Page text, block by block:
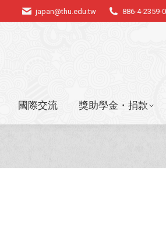
japan@thu.edu.tw 886-4-2359-
國際交流 獎助學金・捐款
國際交流 獎助學金・捐款